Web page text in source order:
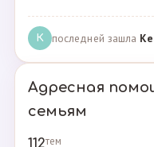
К последней зашла
Адресная
семьям
112тем